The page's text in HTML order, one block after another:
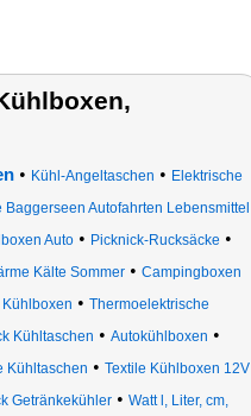
• Kühl-Angeltaschen • Elektrische
Autofahrten Lebensmittel
Auto• Picknick-Rucksäcke •
Kälte Sommer • Campingboxen
• Thermoelektrische
Kühltaschen • Autokühlboxen •
Kühltaschen • Textile Kühlboxen 12V
Getränkekühler• Watt l, Liter, cm,